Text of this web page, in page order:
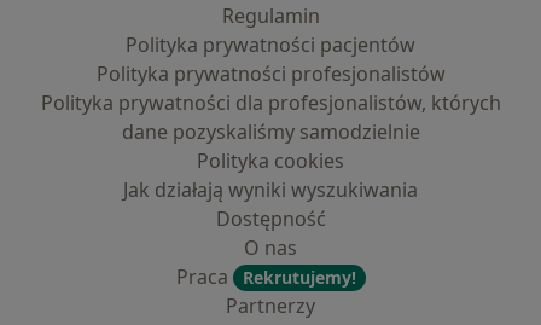
Regulamin
Polityka prywatności pacjentów
Polityka prywatności profesjonalistów
Polityka prywatności dla profesjonalistów, których
dane pozyskaliśmy samodzielnie
Polityka cookies
Jak działają wyniki wyszukiwania
Dostępność
O nas
Praca
Rekrutujemy!
Partnerzy